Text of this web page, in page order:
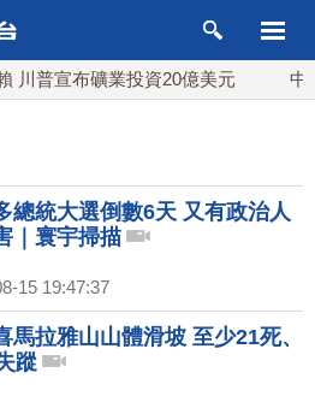
普宣布礦業投資20億美元 中東
總統大選倒數6天 又有政治人
｜寰宇掃描
15 19:47:37
馬拉雅山山體滑坡 至少21死、
蹤